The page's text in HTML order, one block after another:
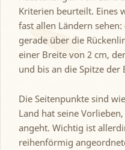
Kriterien beurteilt. Eines
fast allen Ländern
gerade über die
einer Breite von 2 cm,
und bis an die Spitze der
Die Seitenpunkte sind
Land hat seine
angeht. Wichtig ist
reihenförmig